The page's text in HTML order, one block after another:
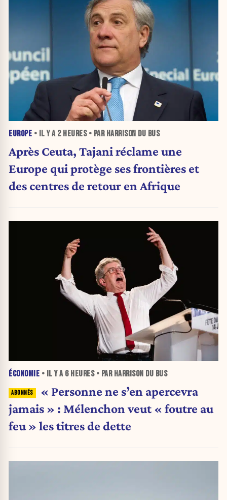
EUROPE • IL Y A 2 HEURES• PAR HARRISON DU BUS
Après Ceuta, Tajani réclame une
Europe qui protège ses frontières et
des centres de retour en Afrique
ÉCONOMIE • IL Y A 6 HEURES• PAR HARRISON DU BUS
« Personne ne s’en apercevra
jamais » : Mélenchon veut « foutre au
feu » les titres de dette